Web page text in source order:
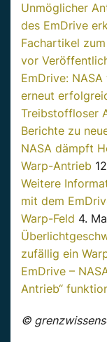
Unmöglicher
des EmDrive
Fachartikel
vor
EmDrive:
erneut
Treibstoffloser
Berichte zu
NASA dämpft
Warp-Antrieb
Weitere
mit dem
Warp-Feld 4.
zufällig ein
EmDrive –
Antrieb“
©